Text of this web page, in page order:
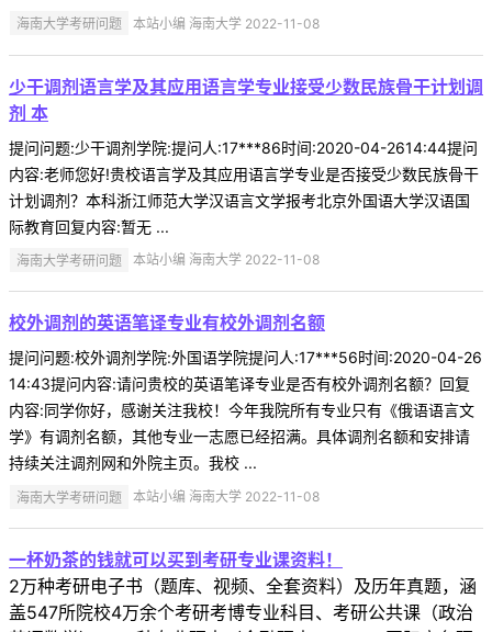
海南大学考研问题 本站小编 海南大学 2022-11-08
少干调剂语言学及其应用语言学专业接受少数民族骨干计划调
剂 本
提问问题:少干调剂学院:提问人:17***86时间:2020-04-2614:44提问
内容:老师您好!贵校语言学及其应用语言学专业是否接受少数民族骨干
计划调剂？本科浙江师范大学汉语言文学报考北京外国语大学汉语国
际教育回复内容:暂无 ...
海南大学考研问题 本站小编 海南大学 2022-11-08
校外调剂的英语笔译专业有校外调剂名额
提问问题:校外调剂学院:外国语学院提问人:17***56时间:2020-04-26
14:43提问内容:请问贵校的英语笔译专业是否有校外调剂名额？回复
内容:同学你好，感谢关注我校！今年我院所有专业只有《俄语语言文
学》有调剂名额，其他专业一志愿已经招满。具体调剂名额和安排请
持续关注调剂网和外院主页。我校 ...
海南大学考研问题 本站小编 海南大学 2022-11-08
一杯奶茶的钱就可以买到考研专业课资料！
2万种考研电子书（题库、视频、全套资料）及历年真题，涵
盖547所院校4万余个考研考博专业科目、考研公共课（政治